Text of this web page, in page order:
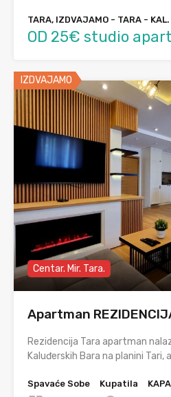
TARA, IZDVAJAMO - TARA - KAL.
OD 25€ studio
IZDVAJAMO
Centar. Mir. Tara.
Apartman
Rezidencija Tara apartman
Kaluđerskih Bara na planini Tari,
Spavaće Sobe
Kupatila